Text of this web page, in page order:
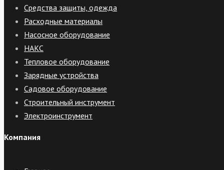
Средства защиты, одежда
Расходные материалы
Насосное оборудование
НАКС
Тепловое оборудование
Зарядные устройства
Садовое оборудование
Строительный инструмент
Электроинструмент
Компания